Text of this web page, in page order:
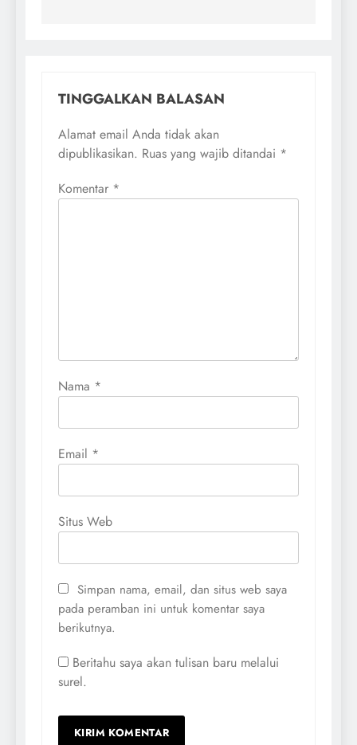
TINGGALKAN BALASAN
Alamat email Anda tidak akan
dipublikasikan. Ruas yang wajib ditandai *
Komentar *
Nama *
Email *
Situs Web
Simpan nama, email, dan situs web saya
pada peramban ini untuk komentar saya
berikutnya.
Beritahu saya akan tulisan baru melalui
surel.